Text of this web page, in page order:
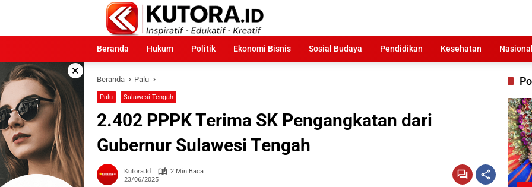
Beranda
Hukum Politik Ekonomi Bisnis Sosial Budaya Pendidikan Kesehatan Nasional
×
Beranda Palu
Palu Sulawesi Tengah
2.402 PPPK Terima SK Pengangkatan dari
Gubernur Sulawesi Tengah
Kutora.id
2 Min Baca
23/06/2025